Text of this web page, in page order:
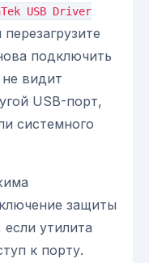
USB Driver
подключить
видит
USB-порт,
системного
защиты
если утилита
к порту.